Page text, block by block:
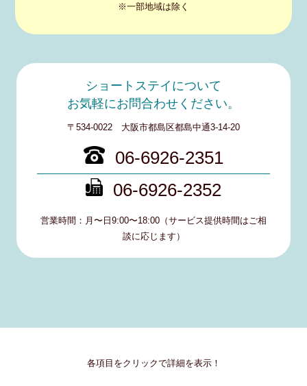
※一部地域は除く
ショートステイについて
お気軽にお問合わせください。
〒534-0022 大阪市都島区都島中通3-14-20
06-6926-2351
06-6926-2352
営業時間：月〜日9:00〜18:00（サービス提供時間はご相
談に応じます）
各項目をクリックで詳細を表示！